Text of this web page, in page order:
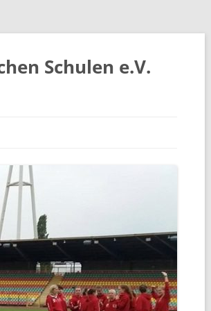
Schulen e.V.